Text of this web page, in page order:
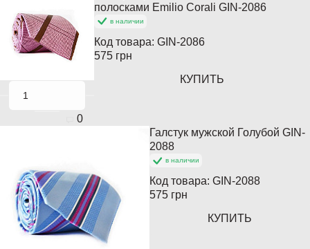
0
полосками Emilio Corali GIN-2086
в наличии
Код товара: GIN-2086
575 грн
КУПИТЬ
Галстук мужской Голубой GIN-
2088
в наличии
Код товара:GIN-2088
575 грн
КУПИТЬ